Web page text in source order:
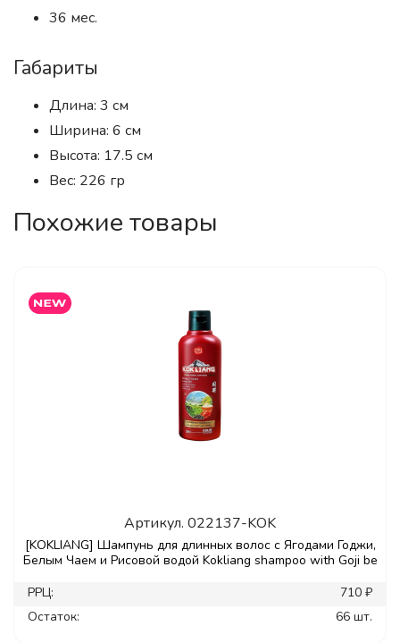
36 мес.
Габариты
Длина: 3 см
Ширина: 6 см
Высота: 17.5 см
Вес: 226 гр
Похожие товары
Артикул. 022137-KOK
[KOKLIANG] Шампунь для длинных волос с Ягодами Годжи,
Белым Чаем и Рисовой водой Kokliang shampoo with Goji be
РРЦ:
710 ₽
Остаток:
66 шт.